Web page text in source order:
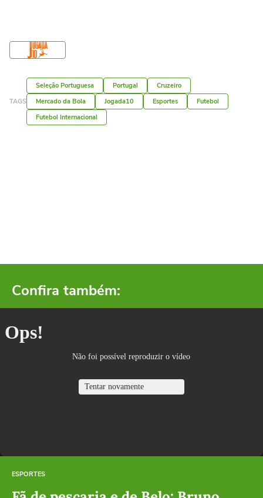
TAGS
Seleção Portuguesa Portugal
Cruzeiro
Mercado da Bola
Jogada10 Esportes
Futebol
Futebol Internacional
Confira também:
ESPORTES